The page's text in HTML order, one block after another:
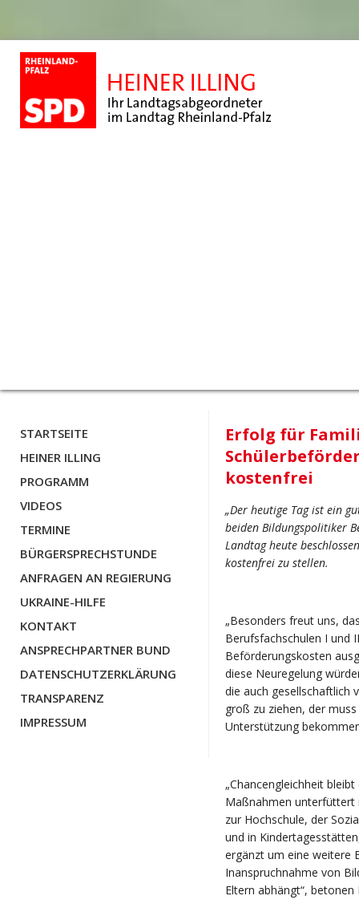
STARTSEITE
HEINER ILLING
PROGRAMM
VIDEOS
TERMINE
BÜRGERSPRECHSTUNDE
ANFRAGEN AN REGIERUNG
UKRAINE-HILFE
KONTAKT
ANSPRECHPARTNER BUND
DATENSCHUTZERKLÄRUNG
TRANSPARENZ
IMPRESSUM
Erfolg für
kostenfrei
„Der heutige Tag ist ein
beiden Bildungspolitiker
Landtag heute
kostenfrei zu stellen.
„Besonders freut uns,
Berufsfachschulen I und
Beförderungskosten
diese Neuregelung
die auch gesellschaftlich
groß zu ziehen, der
Unterstützung
„Chancengleichheit
Maßnahmen unterfüttert
zur Hochschule, der
und in
ergänzt um eine weitere
Inanspruchnahme von
Eltern abhängt“,